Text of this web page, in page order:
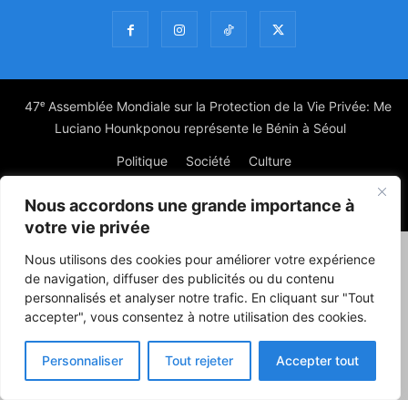
Nous accordons une grande importance à
votre vie privée
Nous utilisons des cookies pour améliorer votre expérience
de navigation, diffuser des publicités ou du contenu
personnalisés et analyser notre trafic. En cliquant sur "Tout
accepter", vous consentez à notre utilisation des cookies.
Personnaliser Tout rejeter Accepter tout
47ᵉ Assemblée Mondiale sur la Protection de la Vie Privée: Me
Luciano Hounkponou représente le Bénin à Séoul
Politique Société Culture
© Powered by digitXplus Francophone